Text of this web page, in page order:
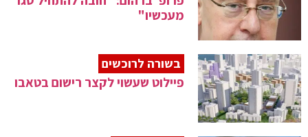
מעכשיו"
בשורה לרוכשים
פיילוט שעשוי לקצר רישום בטאבו